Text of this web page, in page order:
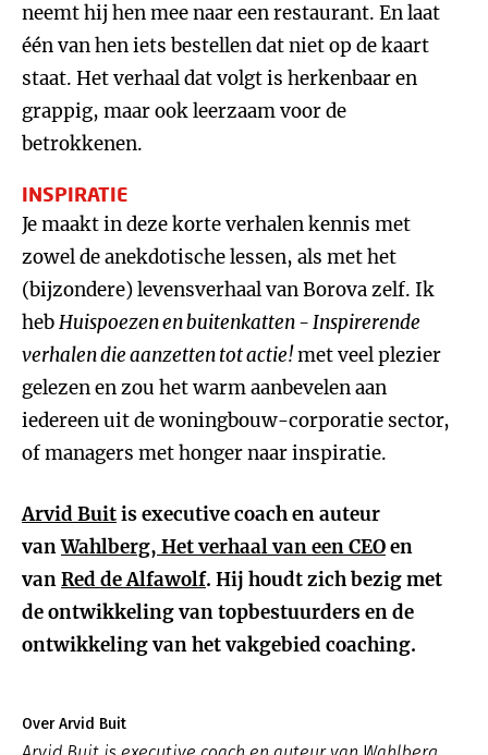
neemt hij hen mee naar een restaurant. En laat
één van hen iets bestellen dat niet op de kaart
staat. Het verhaal dat volgt is herkenbaar en
grappig, maar ook leerzaam voor de
betrokkenen.
INSPIRATIE
Je maakt in deze korte verhalen kennis met
zowel de anekdotische lessen, als met het
(bijzondere) levensverhaal van Borova zelf. Ik
hebHuispoezen en buitenkatten - Inspirerende
verhalen die aanzetten tot actie!met veel plezier
gelezen en zou het warm aanbevelen aan
iedereen uit de woningbouw-corporatie sector,
of managers met honger naar inspiratie.
Arvid Buitis executive coach en auteur
vanWahlberg, Het verhaal van een CEOen
vanRed de Alfawolf. Hij houdt zich bezig met
de ontwikkeling van topbestuurders en de
ontwikkeling van het vakgebied coaching.
Over Arvid Buit